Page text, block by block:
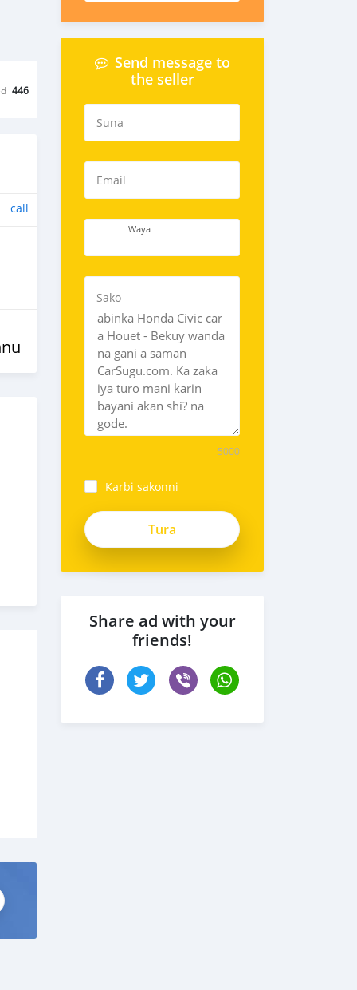
446
call
Send message to
the seller
Suna
Email
Waya
Sako
5000
Karbi sakonni
Share ad with your
friends!